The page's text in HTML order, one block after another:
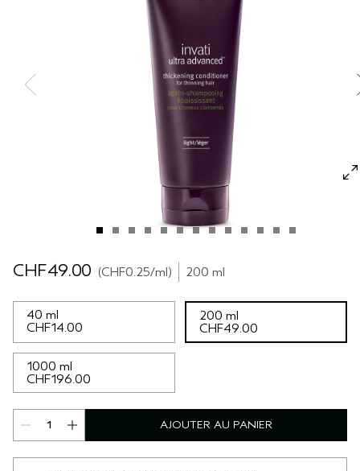
SÉRUM POUR LES CHEVEUX
CUIR CHEVELU SENSIBLE
TOUTES LES COLLECTIONS
CHF49.00 CHF0.25/ml 200 ml
40 ml
CHF14.00
200 ml
CHF49.00
1000 ml
CHF196.00
AJOUTER AU PANIER